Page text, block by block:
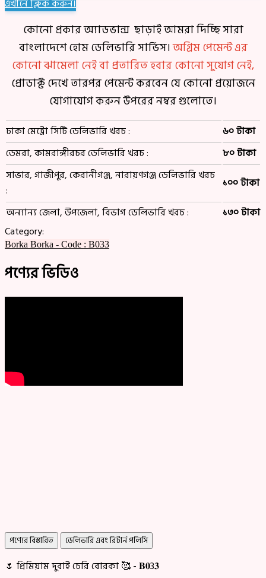
এখানে ক্লিক করুন।
কোনো প্রকার অ্যাডভান্স ছাড়াই আমরা দিচ্ছি সারা
বাংলাদেশে হোম ডেলিভারি সার্ভিস।অগ্রিম পেমেন্ট এর
কোনো ঝামেলা নেই বা প্রতারিত হবার কোনো সুযোগ নেই,
প্রোডাক্ট দেখে তারপর পেমেন্ট করবেন যে কোনো প্রয়োজনে
যোগাযোগ করুন উপরের নম্বর গুলোতে।
ঢাকা মেট্রো সিটি ডেলিভারি খরচ :
৬০ টাকা
ডেমরা, কামরাঙ্গীরচর ডেলিভারি খরচ :
৮০ টাকা
সাভার, গাজীপুর, কেরানীগঞ্জ, নারায়ণগঞ্জ ডেলিভারি খরচ
:
১০০ টাকা
অন্যান্য জেলা, উপজেলা, বিভাগ ডেলিভারি খরচ :
১৩০ টাকা
Category:
Borka Borka - Code : B033
পণ্যের ভিডিও
পণ্যের বিস্তারিত ডেলিভারি এবং রিটার্ন পলিসি
🌷 প্রিমিয়াম দুবাই চেরি বোরকা 🥰 - 𝐁𝟎3𝟑